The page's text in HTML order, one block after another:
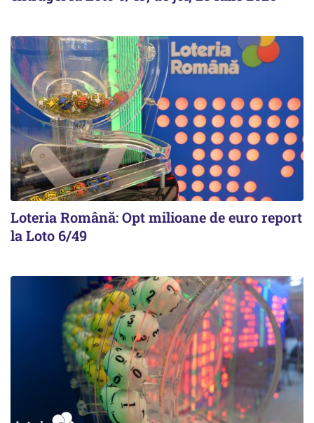
Loteria Română: Opt milioane de euro report
la Loto 6/49